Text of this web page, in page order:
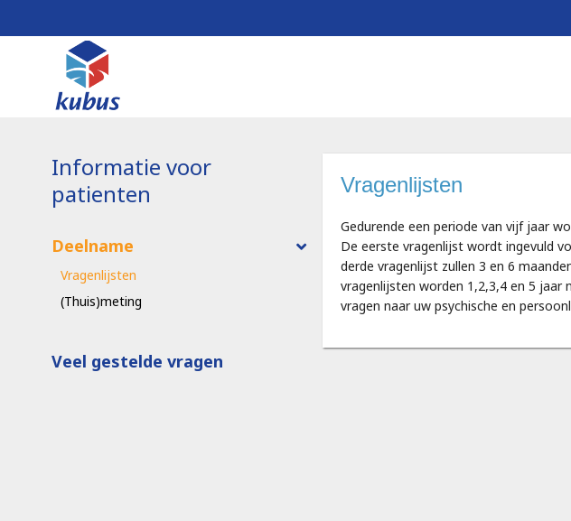
Vragenlijsten
Gedurende een periode van vijf jaar
De eerste vragenlijst wordt ingevuld
derde vragenlijst zullen 3 en 6
vragenlijsten worden 1,2,3,4 en 5 jaar
vragen naar uw psychische en
Informatie voor
patienten
Deelname
Vragenlijsten
(Thuis)meting
Veel gestelde vragen